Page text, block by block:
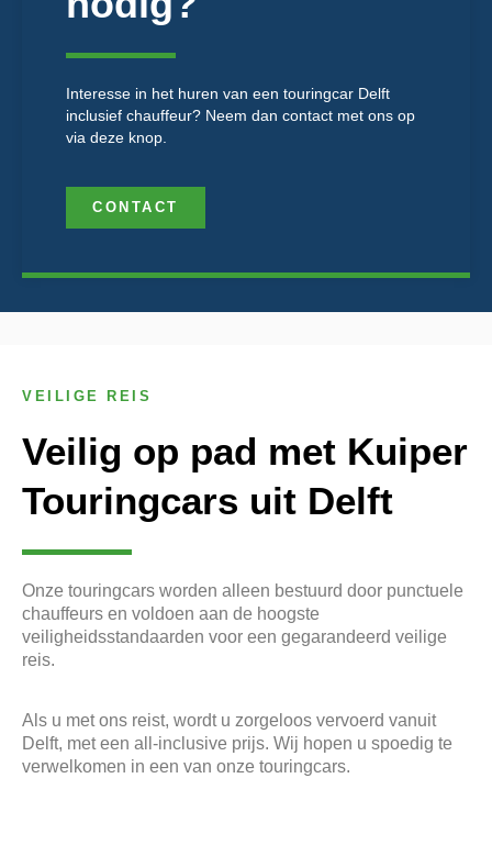
Interesse in het huren van een touringcar Delft
inclusief chauffeur? Neem dan contact met ons op
via deze knop.
CONTACT
VEILIGE REIS
Veilig op pad met Kuiper
Touringcars uit Delft
Onze touringcars worden alleen bestuurd door punctuele
chauffeurs en voldoen aan de hoogste
veiligheidsstandaarden voor een gegarandeerd veilige
reis.
Als u met ons reist, wordt u zorgeloos vervoerd vanuit
Delft, met een all-inclusive prijs. Wij hopen u spoedig te
verwelkomen in een van onze touringcars.